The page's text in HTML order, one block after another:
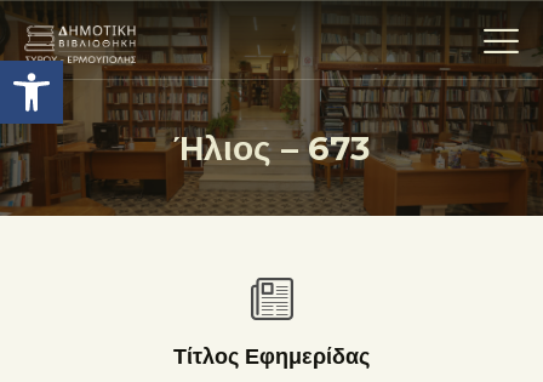
Ανοίξτε τη γραμμή εργαλείων
Ήλιος – 673
Η ΒΙΒΛΙΟΘΗΚΗ
ΟΙ ΣΥΛΛΟΓΈΣ
Τίτλος Εφημερίδας